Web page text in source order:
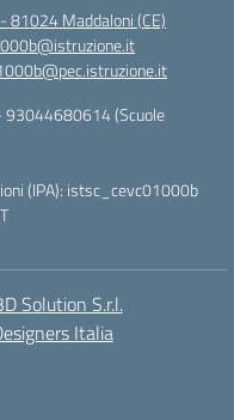
81024 Maddaloni (CE)
93044680614 (Scuole
(IPA): istsc_cevc01000b
Solution S.r.l.
Italia